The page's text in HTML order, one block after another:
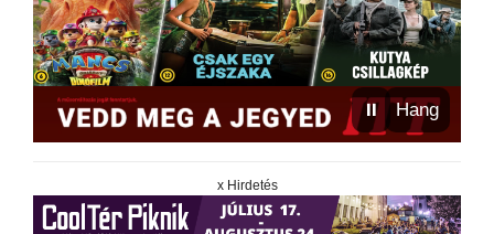
⏸ Hang
x Hirdetés